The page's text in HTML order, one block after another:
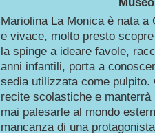
Mariolina La Monica è nata
e vivace, molto presto
la spinge a ideare favole,
anni infantili, porta a
sedia utilizzata come
recite scolastiche e
mai palesarle al mondo
mancanza di una